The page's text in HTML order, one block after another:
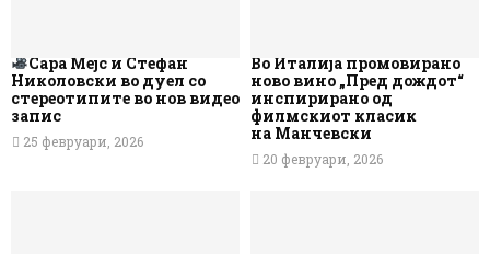
Сара Мејс и Стефан
Николовски во дуел со
стереотипите во нов видео
запис
25 февруари, 2026
Во Италија промовирано
ново вино „Пред дождот“
инспирирано од
филмскиот класик
на Манчевски
20 февруари, 2026